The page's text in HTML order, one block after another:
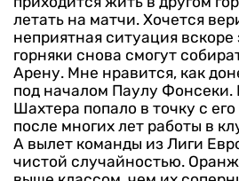
летать на матчи. Хочется
неприятная ситуация вскоре
горняки снова смогут
Арену. Мне нравится, как
под началом Паулу Фонсеки.
Шахтера попало в точку с
после многих лет работы в
А вылет команды из Лиги
чистой случайностью.